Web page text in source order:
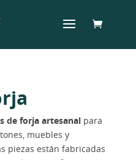
de forja artesanalpara
muebles y
piezas están fabricadas